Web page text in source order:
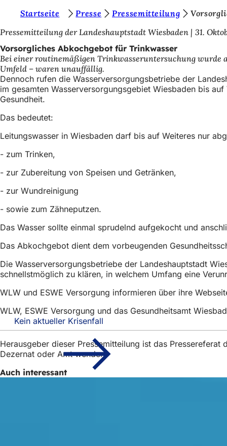
Inhalt anspringen
i
e
b
e
f
i
n
d
e
n
s
i
c
h
i
r
:
Startseite Presse Pressemitteilung
Pressemitteilung der Landeshauptstadt Wiesbaden
31.
Vorsorgliches Abkochgebot für Trinkwasser
Bei einer routinemäßigen Trinkwasseruntersuchung wurde
Umfeld – waren unauffällig.
Dennoch rufen die Wasserversorgungsbetriebe der
im gesamten Wasserversorgungsgebiet Wiesbaden bis
Gesundheit.
Das bedeutet:
Leitungswasser in Wiesbaden darf bis auf Weiteres nur
- zum Trinken,
- zur Zubereitung von Speisen und Getränken,
- zur Wundreinigung
- sowie zum Zähneputzen.
Das Wasser sollte einmal sprudelnd aufgekocht und
Das Abkochgebot dient dem vorbeugenden
Die Wasserversorgungsbetriebe der Landeshauptstadt
schnellstmöglich zu klären, in welchem Umfang eine
WLW und ESWE Versorgung informieren über ihre
WLW, ESWE Versorgung und das Gesundheitsamt
Kein aktueller Krisenfall
Herausgeber dieser Pressemitteilung ist das
Dezernat oder Amt wenden.
Auch interessant